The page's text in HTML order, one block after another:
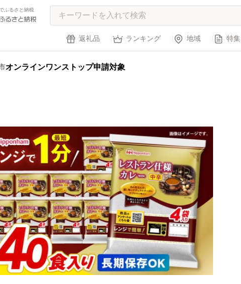
ふるさと納税
返礼品 ランキング 地域 特集
オンラインワンストップ申請対象